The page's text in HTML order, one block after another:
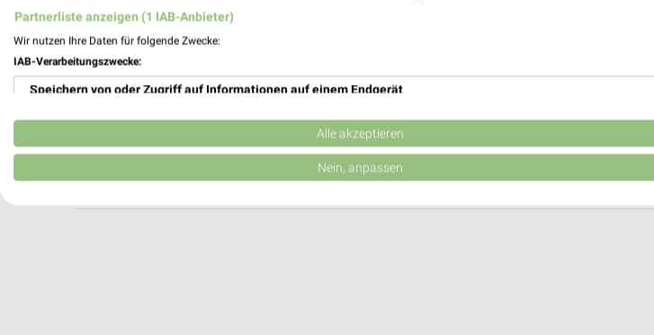
Heute 08:00 - 18:00 Uhr |
116,58 km
A.T.U Greifswald
Heute 07:30 - 17:30 Uhr | Geöffnet
Partnerliste anzeigen (1 IAB-Anbieter)
Wir nutzen Ihre Daten für folgende Zwecke:
IAB-Verarbeitungszwecke:
Speichern von oder Zugriff auf Informationen auf einem Endgerät
Verwendung reduzierter Daten zur Auswahl von Werbeanzeigen
Erstellung von Profilen für personalisierte Werbung
Alle akzeptieren
Nein, anpassen